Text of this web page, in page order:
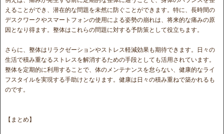
えることができ、潜在的な問題を未然に防ぐことができます。特に、長時間の
デスクワークやスマートフォンの使用による姿勢の崩れは、将来的な痛みの原
因となり得ます。整体はこれらの問題に対する予防策として役立ちます。
さらに、整体はリラクゼーションやストレス軽減効果も期待できます。日々の
生活で積み重なるストレスを解消するための手段としても活用されています。
整体を定期的に利用することで、体のメンテナンスを怠らない、健康的なライ
フスタイルを実現する手助けとなります。健康は日々の積み重ねで築かれるも
のです。
【まとめ】